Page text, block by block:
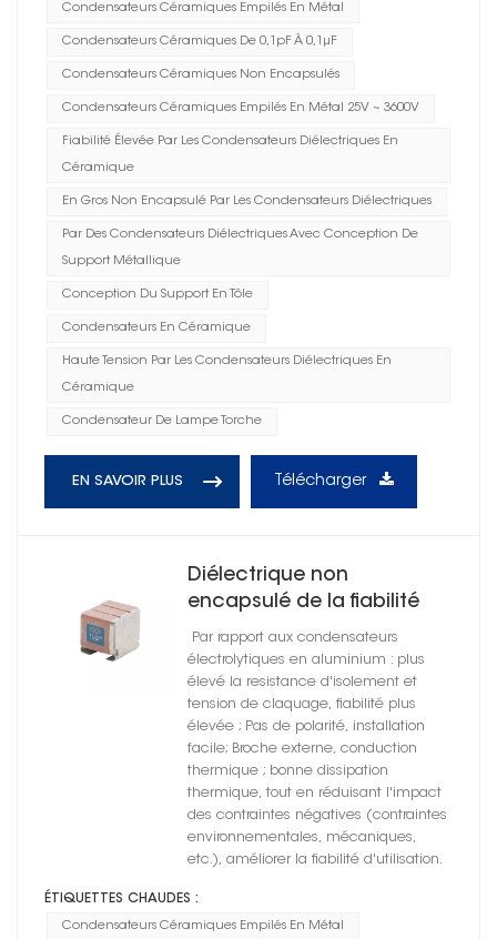
Condensateurs Céramiques Empilés En Métal
Condensateurs Céramiques De 0,1pF À 0,1μF
Condensateurs Céramiques Non Encapsulés
Condensateurs Céramiques Empilés En Métal 25V ~ 3600V
Fiabilité Élevée Par Les Condensateurs Diélectriques En
Céramique
En Gros Non Encapsulé Par Les Condensateurs Diélectriques
Par Des Condensateurs Diélectriques Avec Conception De
Support Métallique
Conception Du Support En Tôle
Condensateurs En Céramique
Haute Tension Par Les Condensateurs Diélectriques En
Céramique
Condensateur De Lampe Torche
EN SAVOIR PLUS Télécharger
Diélectrique non
encapsulé de la fiabilité
X7R de condensateurs en
céramique de parenthèse
en métal élevée
Par rapport aux condensateurs
électrolytiques en aluminium : plus
élevé la resistance d'isolement et
tension de claquage, fiabilité plus
élevée ; Pas de polarité, installation
facile; Broche externe, conduction
thermique ; bonne dissipation
thermique, tout en réduisant l'impact
des contraintes négatives (contraintes
environnementales, mécaniques,
etc.), améliorer la fiabilité d'utilisation.
ÉTIQUETTES CHAUDES :
Condensateurs Céramiques Empilés En Métal